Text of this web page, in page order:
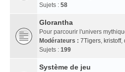
Sujets : 58
Glorantha
Pour parcourir l'univers
Modérateurs : 7Tigers, kristoff,
Sujets : 199
Système de jeu